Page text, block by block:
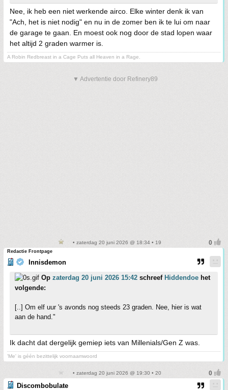
Nee, ik heb een niet werkende airco. Elke winter denk ik van
"Ach, het is niet nodig" en nu in de zomer ben ik te lui om naar
de garage te gaan. En moest ook nog door de stad lopen waar
het altijd 2 graden warmer is.
A Robin Redbreast in a Cage Puts all Heaven in a Rage.
▼ Advertentie door Refinery89
• zaterdag 20 juni 2026 @ 18:34 • 19
Redactie Frontpage
Innisdemon
Op zaterdag 20 juni 2026 15:42 schreef Hiddendoe het
volgende:
[..] Om elf uur 's avonds nog steeds 23 graden. Nee, hier is wat
aan de hand."
Ik dacht dat dergelijk gemiep iets van Millenials/Gen Z was.
'Me' is géén bezittelijk voornaamwoord
• zaterdag 20 juni 2026 @ 19:30 • 20
Discombobulate